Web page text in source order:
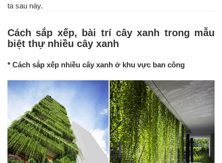
ta sau này.
Cách sắp xếp, bài trí cây xanh trong mẫu
biệt thự nhiều cây xanh
* Cách sắp xếp nhiều cây xanh ở khu vực ban công